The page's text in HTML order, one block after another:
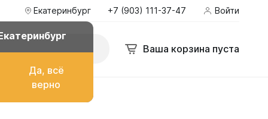
Екатеринбург
Да, всё
верно
+7 (903) 111-37-47 Войти
Ваша корзина пуста
топлива